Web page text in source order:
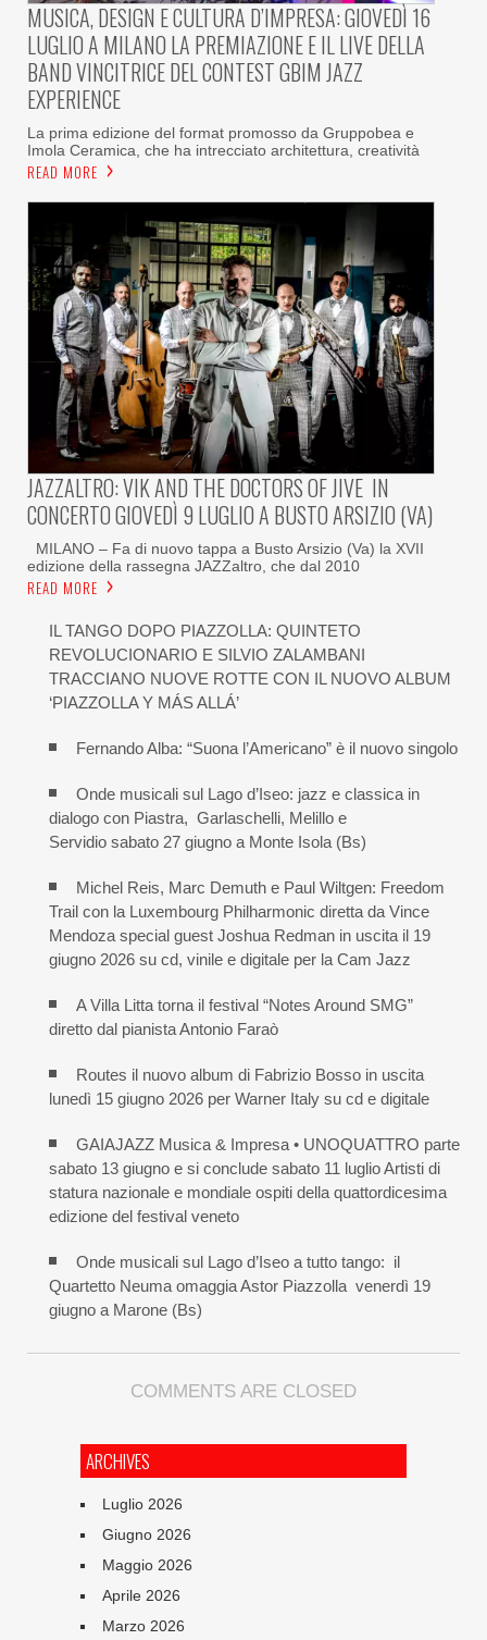
MUSICA, DESIGN E CULTURA D’IMPRESA: GIOVEDÌ 16
LUGLIO A MILANO LA PREMIAZIONE E IL LIVE DELLA
BAND VINCITRICE DEL CONTEST GBIM JAZZ
EXPERIENCE
La prima edizione del format promosso da Gruppobea e
Imola Ceramica, che ha intrecciato architettura, creatività
READ MORE
JAZZALTRO: VIK AND THE DOCTORS OF JIVE IN
CONCERTO GIOVEDÌ 9 LUGLIO A BUSTO ARSIZIO (VA)
MILANO – Fa di nuovo tappa a Busto Arsizio (Va) la XVII
edizione della rassegna JAZZaltro, che dal 2010
READ MORE
IL TANGO DOPO PIAZZOLLA: QUINTETO
REVOLUCIONARIO E SILVIO ZALAMBANI
TRACCIANO NUOVE ROTTE CON IL NUOVO ALBUM
‘PIAZZOLLA Y MÁS ALLÁ’
Fernando Alba: “Suona l’Americano” è il nuovo singolo
Onde musicali sul Lago d’Iseo: jazz e classica in
dialogo con Piastra, Garlaschelli, Melillo e
Servidio sabato 27 giugno a Monte Isola (Bs)
Michel Reis, Marc Demuth e Paul Wiltgen: Freedom
Trail con la Luxembourg Philharmonic diretta da Vince
Mendoza special guest Joshua Redman in uscita il 19
giugno 2026 su cd, vinile e digitale per la Cam Jazz
A Villa Litta torna il festival “Notes Around SMG”
diretto dal pianista Antonio Faraò
Routes il nuovo album di Fabrizio Bosso in uscita
lunedì 15 giugno 2026 per Warner Italy su cd e digitale
GAIAJAZZ Musica & Impresa • UNOQUATTRO parte
sabato 13 giugno e si conclude sabato 11 luglio Artisti di
statura nazionale e mondiale ospiti della quattordicesima
edizione del festival veneto
Onde musicali sul Lago d’Iseo a tutto tango: il
Quartetto Neuma omaggia Astor Piazzolla venerdì 19
giugno a Marone (Bs)
COMMENTS ARE CLOSED
ARCHIVES
Luglio 2026
Giugno 2026
Maggio 2026
Aprile 2026
Marzo 2026